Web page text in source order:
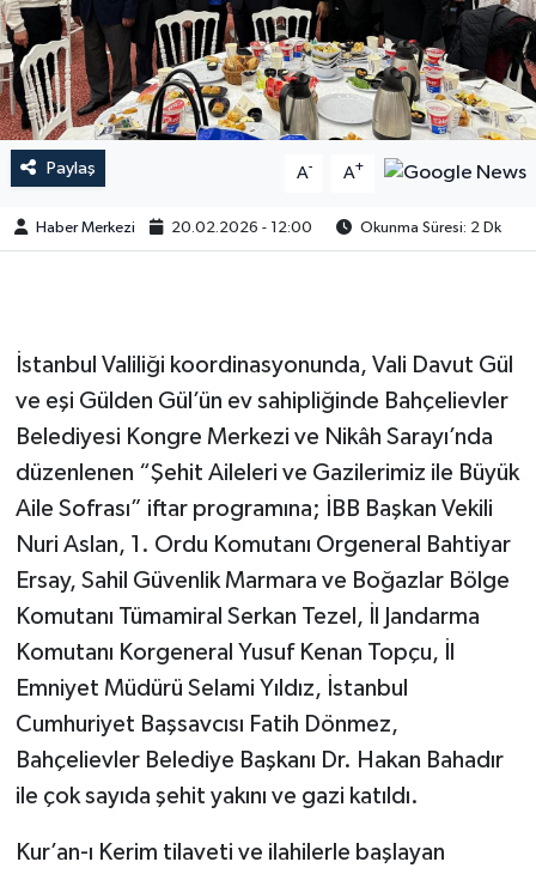
Paylaş A- A+
Haber Merkezi 20.02.2026 - 12:00 Okunma Süresi: 2 Dk
İstanbul Valiliği koordinasyonunda, Vali Davut Gül
ve eşi Gülden Gül’ün ev sahipliğinde Bahçelievler
Belediyesi Kongre Merkezi ve Nikâh Sarayı’nda
düzenlenen “Şehit Aileleri ve Gazilerimiz ile Büyük
Aile Sofrası” iftar programına; İBB Başkan Vekili
Nuri Aslan, 1. Ordu Komutanı Orgeneral Bahtiyar
Ersay, Sahil Güvenlik Marmara ve Boğazlar Bölge
Komutanı Tümamiral Serkan Tezel, İl Jandarma
Komutanı Korgeneral Yusuf Kenan Topçu, İl
Emniyet Müdürü Selami Yıldız, İstanbul
Cumhuriyet Başsavcısı Fatih Dönmez,
Bahçelievler Belediye Başkanı Dr. Hakan Bahadır
ile çok sayıda şehit yakını ve gazi katıldı.
Kur’an-ı Kerim tilaveti ve ilahilerle başlayan